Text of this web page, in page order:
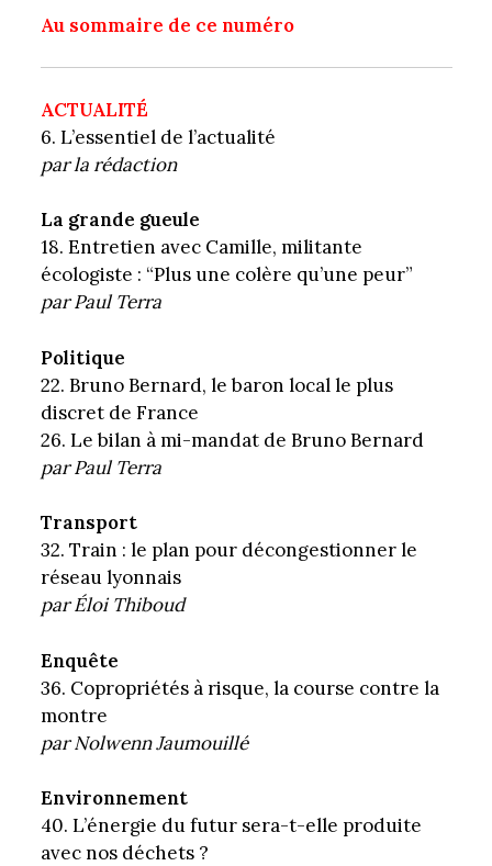
Au sommaire de ce numéro
ACTUALITÉ
6. L’essentiel de l’actualité
par la rédaction
La grande gueule
18. Entretien avec Camille, militante
écologiste : “Plus une colère qu’une peur”
parPaul Terra
Politique
22. Bruno Bernard, le baron local le plus
discret de France
26. Le bilan à mi-mandat de Bruno Bernard
par Paul Terra
Transport
32. Train : le plan pour décongestionner le
réseau lyonnais
par Éloi Thiboud
Enquête
36. Copropriétés à risque, la course contre la
montre
par Nolwenn Jaumouillé
Environnement
40. L’énergie du futur sera-t-elle produite
avec nos déchets ?